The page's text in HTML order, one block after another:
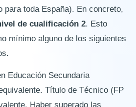
para toda España). En concreto,
de cualificación 2. Esto
mínimo alguno de los siguientes
Educación Secundaria
Título de Técnico (FP
Haber superado las